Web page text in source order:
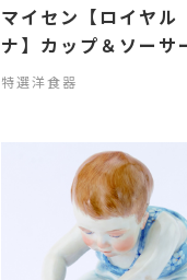
マイセン【ロイヤ
ナ】カップ＆ソーサ
特選洋食器